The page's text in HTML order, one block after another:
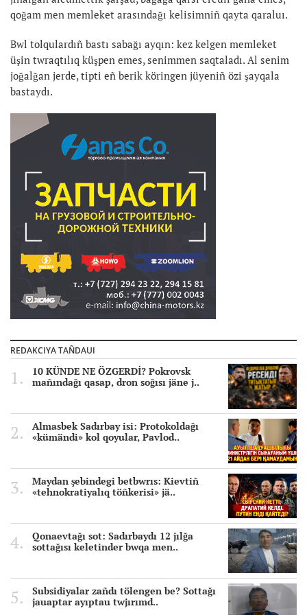
qoğam men memleket arasındağı kelisimniñ qayta qaraluı.
Bwl tolqulardıñ bastı sabağı ayqın: kez kelgen memleket
üşin twraqtılıq küşpen emes, senimmen saqtaladı. Al senim
joğalğan jerde, tipti eñ berik köringen jüyeniñ özi şayqala
bastaydı.
REDAKCIYA TAÑDAUI
10 KÜNDE NE ÖZGERDİ? Pokrovsk
mañındağı qasap, dron soğısı jäne j..
Almasbek Sadırbay isi: Protokoldağı
«kümändi» kol qoyular, Pavlod..
Maydan şebindegi betbwrıs: Kievtiñ
«tehnokratiyalıq töñkerisi» jä..
Qonaevtağı sot: Sadırbaydı 12 jılğa
sottağısı keletinder bwqa men..
Subsidiyalar zañdı tölengen be? Sottağı
jauaptar ayıptau twjırımd..